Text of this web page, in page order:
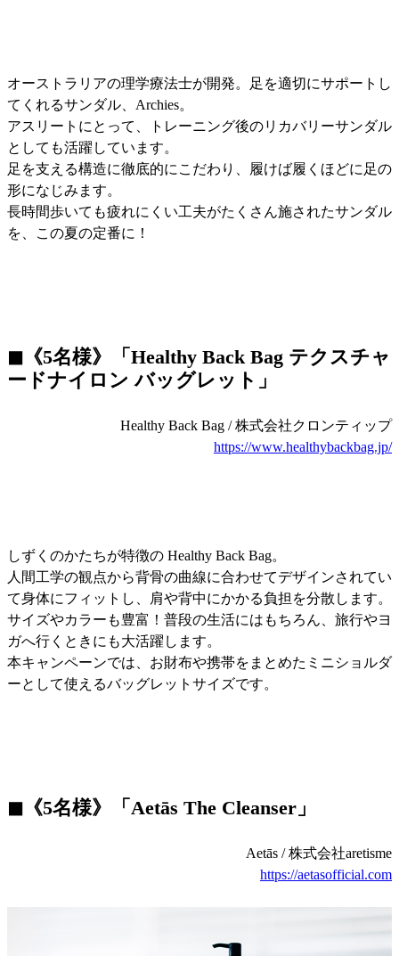
オーストラリアの理学療法士が開発。足を適切にサポートし
てくれるサンダル、Archies。
アスリートにとって、トレーニング後のリカバリーサンダル
としても活躍しています。
足を支える構造に徹底的にこだわり、履けば履くほどに足の
形になじみます。
長時間歩いても疲れにくい工夫がたくさん施されたサンダル
を、この夏の定番に！
◼︎《5名様》「Healthy Back Bag テクスチャ
ードナイロン バッグレット」
Healthy Back Bag / 株式会社クロンティップ
https://www.healthybackbag.jp/
しずくのかたちが特徴の Healthy Back Bag。
人間工学の観点から背骨の曲線に合わせてデザインされてい
て身体にフィットし、肩や背中にかかる負担を分散します。
サイズやカラーも豊富！普段の生活にはもちろん、旅行やヨ
ガへ行くときにも大活躍します。
本キャンペーンでは、お財布や携帯をまとめたミニショルダ
ーとして使えるバッグレットサイズです。
◼︎《5名様》「Aetās The Cleanser」
Aetās / 株式会社aretisme
https://aetasofficial.com